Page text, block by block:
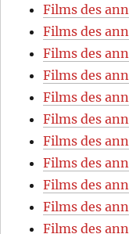
Films des
Films des
Films des
Films des
Films des
Films des
Films des
Films des
Films des
Films des
Films des